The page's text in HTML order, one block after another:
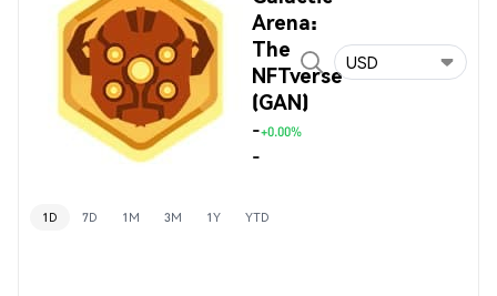
Arena:
The
NFTverse
(GAN)
-
-
+0.00%
USD
1D 7D 1M 3M 1Y YTD